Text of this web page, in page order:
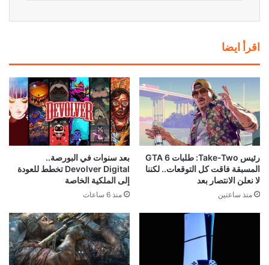
اقرأ ايضا
رئيس Take-Two: طلبات GTA 6
المسبقة فاقت كل التوقعات.. لكننا
لا نعلن الانتصار بعد
منذ ساعتين
بعد سنوات في البورصة..
Devolver Digital تخطط للعودة
إلى الملكية الخاصة
منذ 6 ساعات